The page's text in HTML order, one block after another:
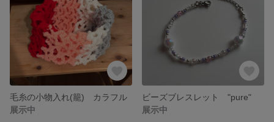
毛糸の小物入れ(籠) カラフル
展示中
ビーズブレスレット "pure"
展示中